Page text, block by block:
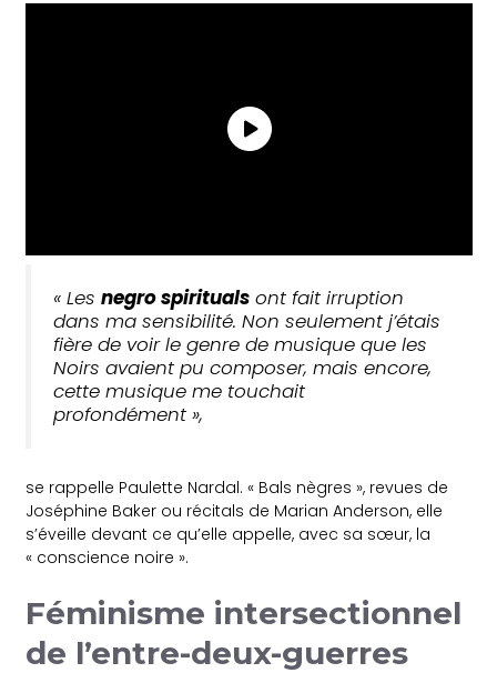
« Lesnegro spirituals ont fait irruption
dans ma sensibilité. Non seulement j’étais
fière de voir le genre de musique que les
Noirs avaient pu composer, mais encore,
cette musique me touchait
profondément »,
se rappelle Paulette Nardal. « Bals nègres », revues de
Joséphine Baker ou récitals de Marian Anderson, elle
s’éveille devant ce qu’elle appelle, avec sa sœur, la
« conscience noire ».
Féminisme intersectionnel
de l’entre-deux-guerres